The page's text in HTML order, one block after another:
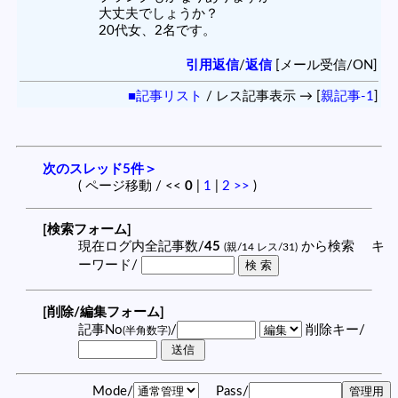
大丈夫でしょうか？
20代女、2名です。
引用返信/返信[メール受信/ON]
■記事リスト / レス記事表示 → [ 親記事-1
次のスレッド5件＞
( ページ移動 / << 0 1 2 >> )
[検索フォーム]
現在ログ内全記事数/45 (親/14 レス/31) から検索 キ
ーワード/
[削除/編集フォーム]
記事No(半角数字)/ 削除キー/
Mode/ Pass/